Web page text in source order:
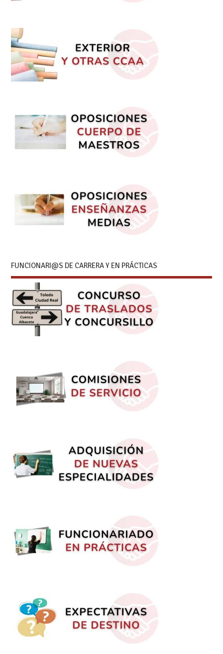
FUNCIONARI@S DE CARRERA Y EN PRÁCTICAS